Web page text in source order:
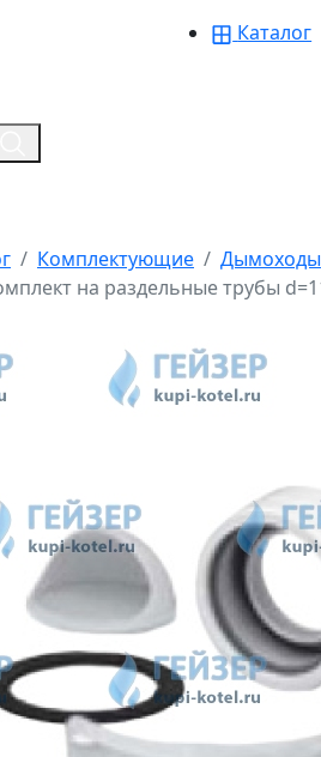
Каталог
Комплектующие Дымоходы
на раздельные трубы